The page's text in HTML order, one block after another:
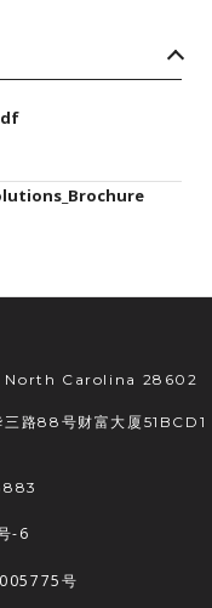
North Carolina 28602
路88号财富大厦51BCD1
-6
号